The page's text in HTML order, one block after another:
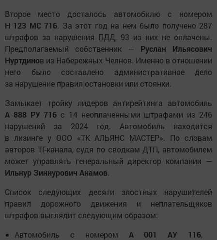
Второе место досталось автомобилю с номером
Н 123 МС 716. За этот год на нем было получено 287
штрафов за нарушения ПДД, 93 из них не оплачены.
Предполагаемый собственник — Руслан Ильясович
Нуртдинов из Набережных Челнов. Именно в отношении
него было составлено административное дело
за нарушение правил остановки или стоянки.
Замыкает тройку лидеров антирейтинга автомобиль
А 888 РУ 716 с 14 неоплаченными штрафами из 246
нарушений за 2024 год. Автомобиль находится
в лизинге у ООО «ТК АЛЬЯНС МАСТЕР». По словам
авторов ТГ-канала, судя по сводкам ДТП, автомобилем
может управлять генеральный директор компании —
Ильнур Зиннурович Анамов.
Список следующих десяти злостных нарушителей
правил дорожного движения и неплательщиков
штрафов выглядит следующим образом:
Автомобиль с номером А 001 АУ 116,